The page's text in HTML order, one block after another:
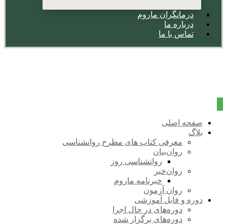
درمانگران ماروم
درباره ما
تماس با ما
صفحه اصلی
بلاگ
معرفی کتاب های مطرح روانشناسی
روان‌بیان
روانشناسی روز
روان‌خبر
خبرنامه ماروم
روان آزمون
دوره و فایل آموزشی
دوره‌های در حال اجرا
دوره‌های برگزار شده